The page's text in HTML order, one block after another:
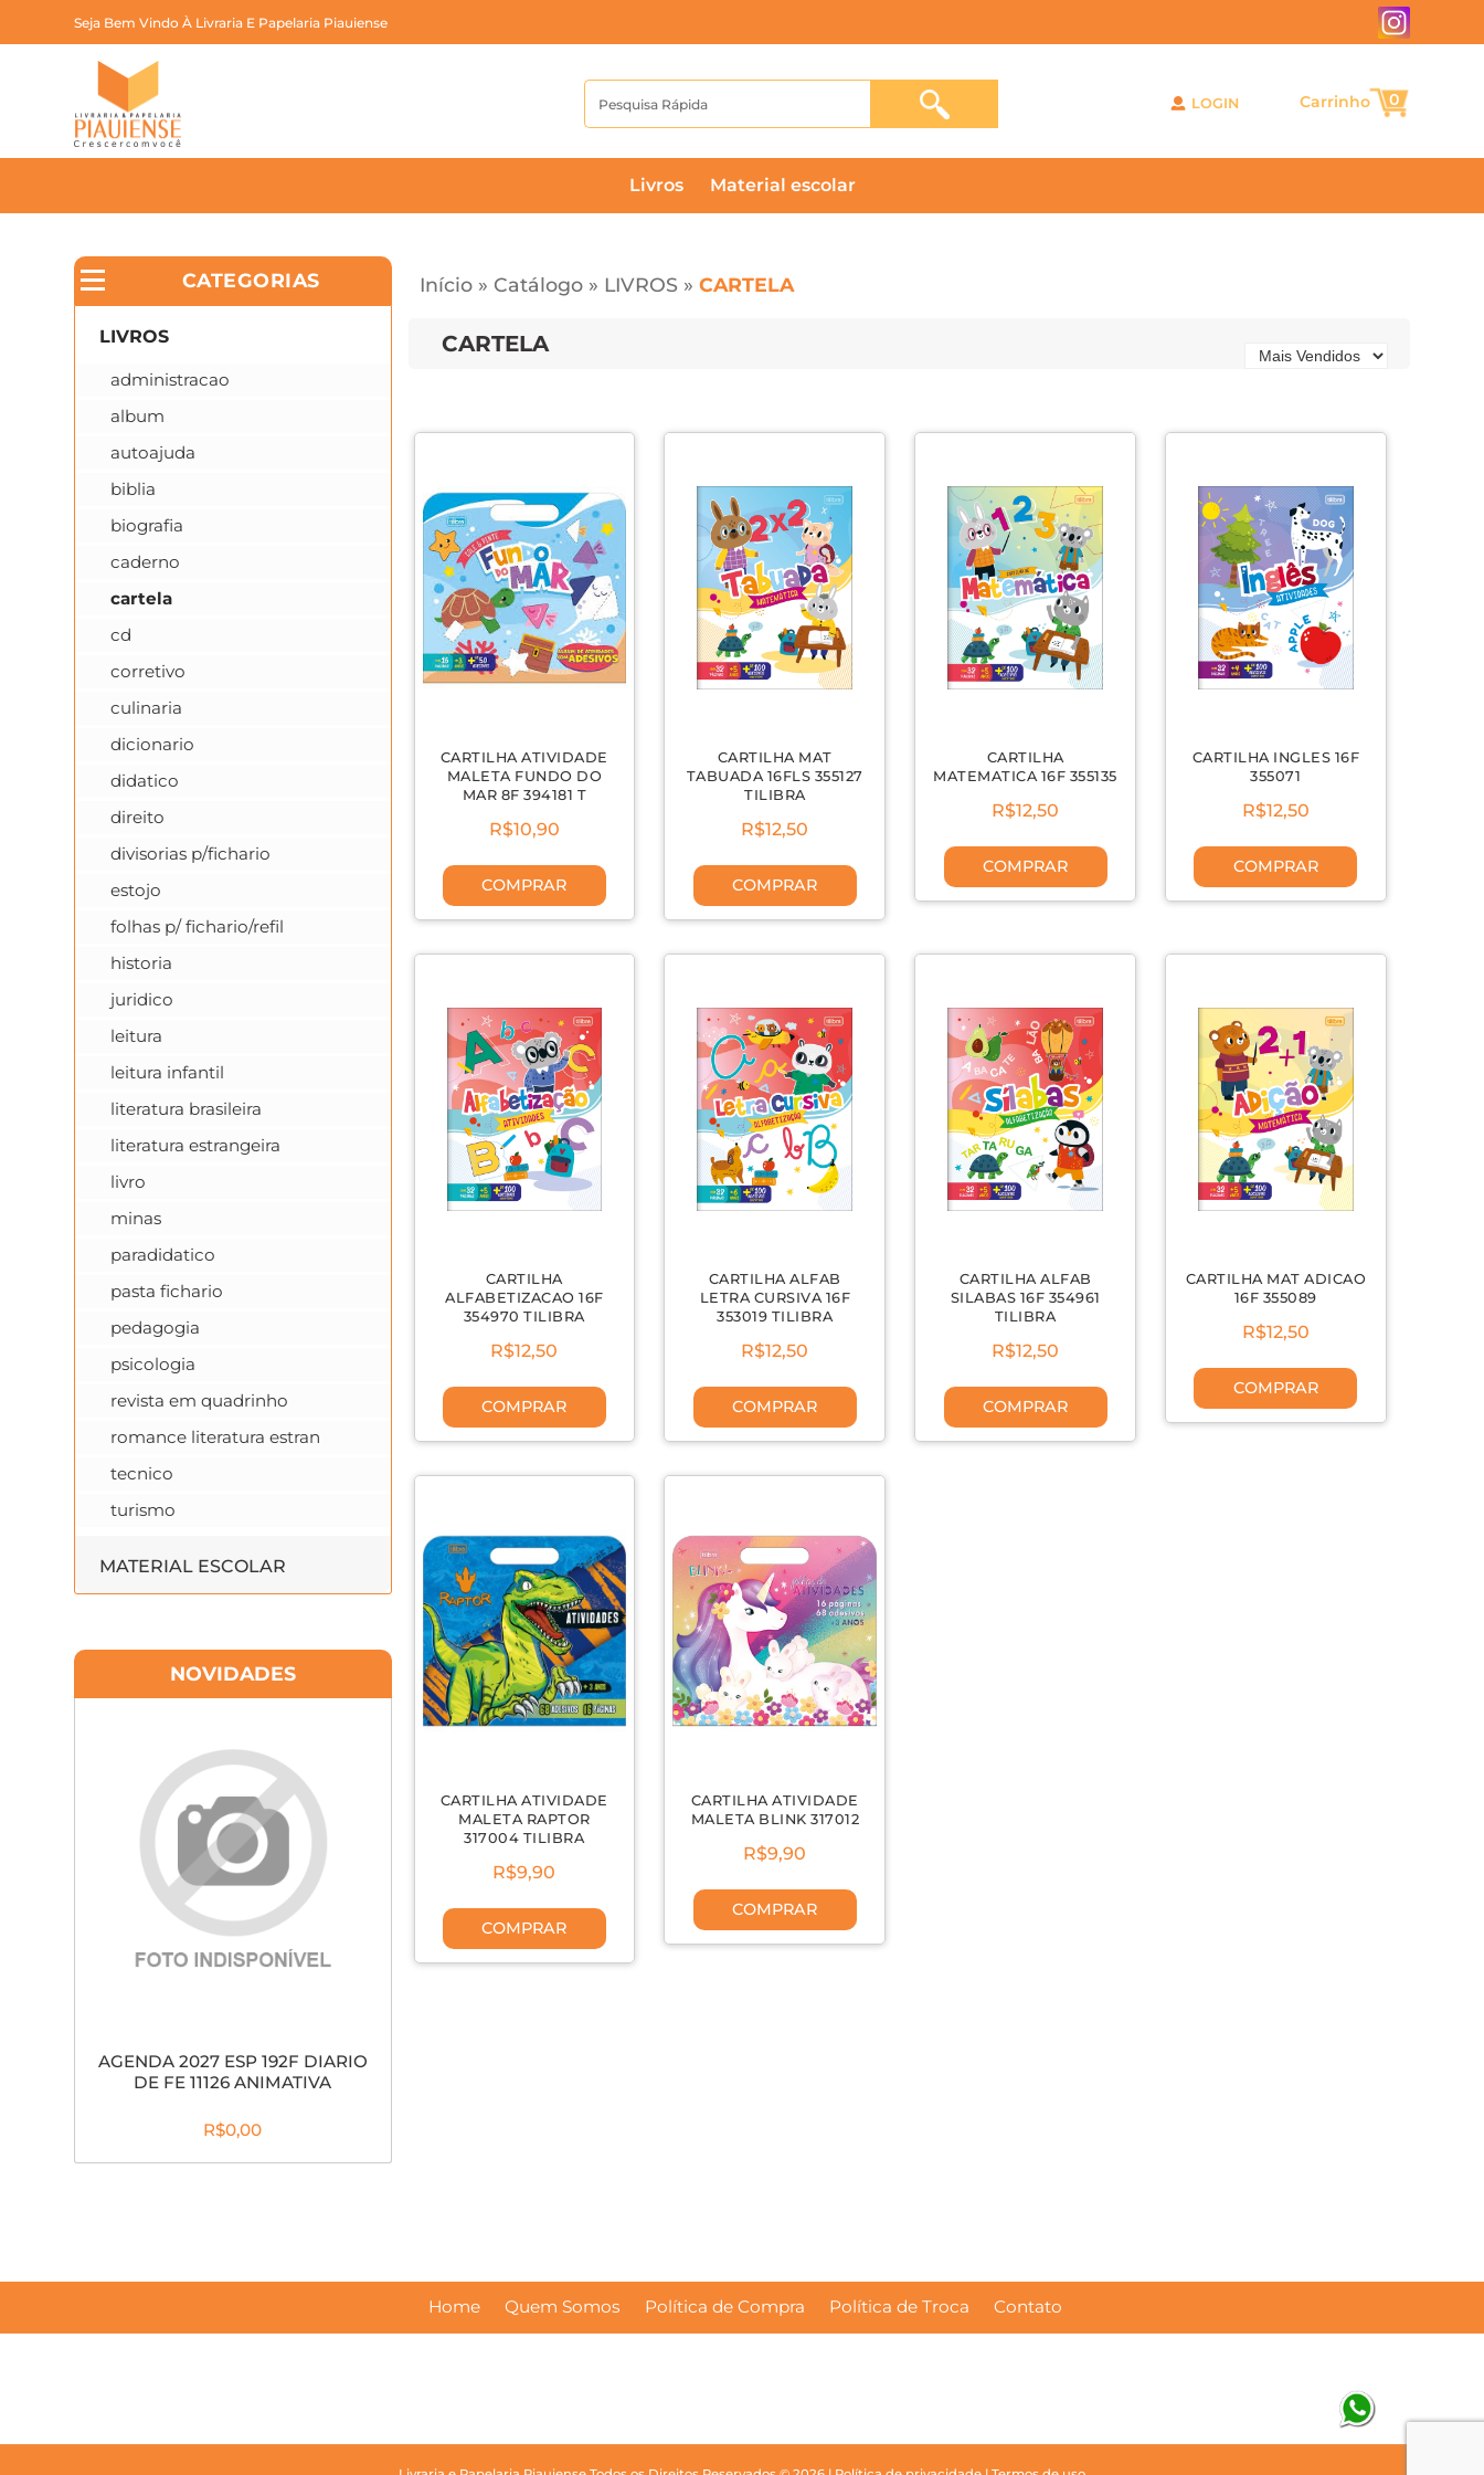
Seja Bem Vindo À Livraria E Papelaria Piauiense
LOGIN 0
livros material escolar
Início» Catálogo» LIVROS» CARTELA
CARTELA
CARTILHA ATIVIDADE
MALETA FUNDO DO
MAR 8F 394181 T
R$10,90
COMPRAR
CARTILHA MAT
TABUADA 16FLS 355127
TILIBRA
R$12,50
COMPRAR
CARTILHA
MATEMATICA 16F 355135
R$12,50
COMPRAR
CARTILHA INGLES 16F
355071
R$12,50
COMPRAR
CARTILHA
ALFABETIZACAO 16F
354970 TILIBRA
R$12,50
COMPRAR
CARTILHA ALFAB
LETRA CURSIVA 16F
353019 TILIBRA
R$12,50
COMPRAR
CARTILHA ALFAB
SILABAS 16F 354961
TILIBRA
R$12,50
COMPRAR
CARTILHA MAT ADICAO
16F 355089
R$12,50
COMPRAR
CARTILHA ATIVIDADE
MALETA RAPTOR
317004 TILIBRA
R$9,90
COMPRAR
CARTILHA ATIVIDADE
MALETA BLINK 317012
R$9,90
COMPRAR
CATEGORIAS
LIVROS
administracao
album
autoajuda
biblia
biografia
caderno
cartela
cd
corretivo
culinaria
dicionario
didatico
direito
divisorias p/fichario
estojo
folhas p/ fichario/refil
historia
juridico
leitura
leitura infantil
literatura brasileira
literatura estrangeira
livro
minas
paradidatico
pasta fichario
pedagogia
psicologia
revista em quadrinho
romance literatura estran
tecnico
turismo
MATERIAL ESCOLAR
NOVIDADES
AGENDA 2027 ESP 192F DIARIO
DE FE 11126 ANIMATIVA
R$0,00
Home Quem Somos Política de Compra Política de Troca Contato